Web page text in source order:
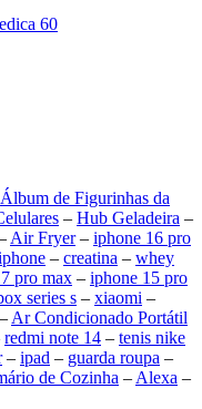
60
Álbum de Figurinhas da
– Hub Geladeira –
Air Fryer– iphone 16 pro
– creatina – whey
pro max – iphone 15 pro
series s – xiaomi –
Ar Condicionado Portátil
redmi note 14 – tenis nike
– ipad – guarda roupa –
de Cozinha – Alexa –